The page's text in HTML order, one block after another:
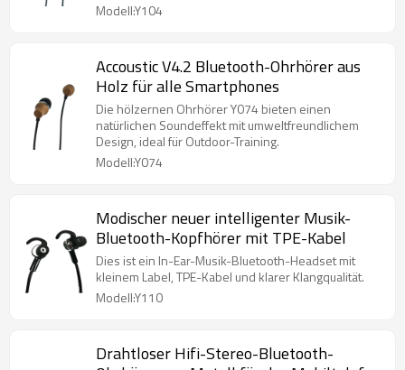
Modell:Y104
Accoustic V4.2 Bluetooth-Ohrhörer aus
Holz für alle Smartphones
Die hölzernen Ohrhörer Y074 bieten einen
natürlichen Soundeffekt mit umweltfreundlichem
Design, ideal für Outdoor-Training.
Modell:Y074
Modischer neuer intelligenter Musik-
Bluetooth-Kopfhörer mit TPE-Kabel
Dies ist ein In-Ear-Musik-Bluetooth-Headset mit
kleinem Label, TPE-Kabel und klarer Klangqualität.
Modell:Y110
Drahtloser Hifi-Stereo-Bluetooth-